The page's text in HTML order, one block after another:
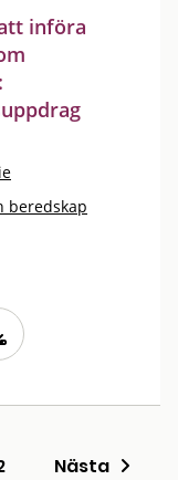
införa
beredskap
Nästa